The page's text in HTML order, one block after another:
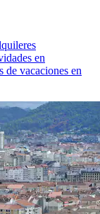
en
de vacaciones en